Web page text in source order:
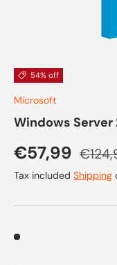
54% off
Microsoft
Windows Server
Sale price
€57,99
Tax included Shipping